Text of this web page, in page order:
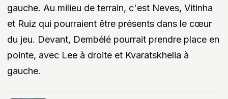
gauche. Au milieu de terrain, c'est Neves, Vitinha
et Ruiz qui pourraient être présents dans le cœur
du jeu. Devant, Dembélé pourrait prendre place en
pointe, avec Lee à droite et Kvaratskhelia à
gauche.